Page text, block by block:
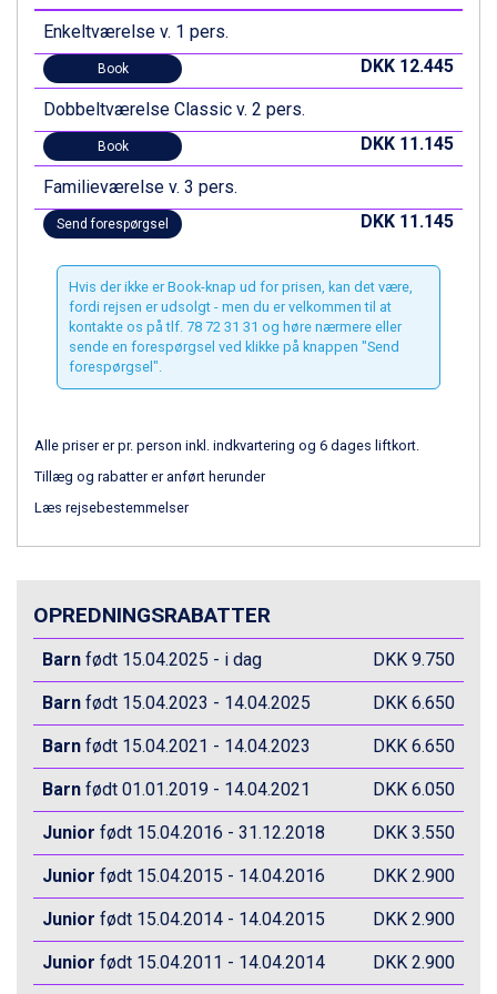
Livigno fra DKK 4.145
Canazei fra DKK 4.745
Ponte di Legno fra DKK 4.745
Alleghe fra DKK 5.595
Bad Gastein fra DKK 4.195
Sauze dOulx fra DKK 4.045
Arabba fra DKK 7.045
La Thuile fra DKK 4.595
Val Thorens fra DKK 5.395
Cervinia fra DKK 5.295
Sölden fra DKK 8.445
Bad Hofgastein fra DKK 5.495
Passo Tonale fra DKK 3.795
Saalbach fra DKK 5.945
Champoluc fra DKK 3.795
Sestriere fra DKK 4.395
Wagrain fra DKK 4.645
Ischgl fra DKK 7.095
St. Anton fra DKK 7.245
Zell am See fra DKK 4.095
Alleghe fra DKK 5.595
Sauze dOulx fra DKK 4.045
Arabba fra DKK 7.045
La Thuile fra DKK 4.595
Val Thorens fra DKK 5.395
Cervinia fra DKK 5.295
Sölden fra DKK 8.445
Bad Hofgastein fra DKK 5.495
Passo Tonale fra DKK 3.795
Saalbach fra DKK 5.945
Champoluc fra DKK 3.795
Sestriere fra DKK 4.395
Fieberbrunn fra DKK 6.145
Wagrain fra DKK 4.645
Ischgl fra DKK 7.095
Enkeltværelse v. 1 pers.
Book DKK 12.445
Dobbeltværelse Classic v. 2 pers.
Book DKK 11.145
Familieværelse v. 3 pers.
Send forespørgsel DKK 11.145
Hvis der ikke er Book-knap ud for prisen, kan det være,
fordi rejsen er udsolgt - men du er velkommen til at
kontakte os på tlf. 78 72 31 31 og høre nærmere eller
sende en forespørgsel ved klikke på knappen "Send
forespørgsel".
Alle priser er pr. person inkl. indkvartering og 6 dages liftkort.
Tillæg og rabatter er anført herunder
Læs rejsebestemmelser
OPREDNINGSRABATTER
Barn født 15.04.2025 - i dag DKK 9.750
Barn født 15.04.2023 - 14.04.2025 DKK 6.650
Barn født 15.04.2021 - 14.04.2023 DKK 6.650
Barn født 01.01.2019 - 14.04.2021 DKK 6.050
Junior født 15.04.2016 - 31.12.2018 DKK 3.550
Junior født 15.04.2015 - 14.04.2016 DKK 2.900
Junior født 15.04.2014 - 14.04.2015 DKK 2.900
Junior født 15.04.2011 - 14.04.2014 DKK 2.900